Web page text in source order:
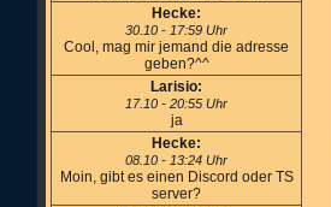
Hecke:
30.10 - 17:59 Uhr
Cool, mag mir jemand die adresse
geben?^^
Larisio:
17.10 - 20:55 Uhr
ja
Hecke:
08.10 - 13:24 Uhr
Moin, gibt es einen Discord oder TS
server?